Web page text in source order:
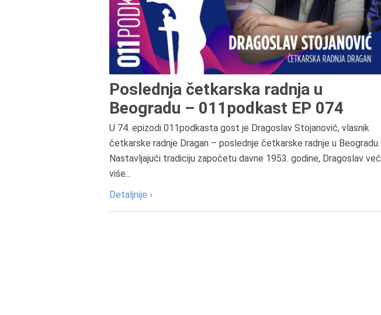
Poslednja četkarska radnja u
Beogradu – 011podkast EP 074
U 74. epizodi 011podkasta gost je Dragoslav Stojanović, vlasnik
četkarske radnje Dragan – poslednje četkarske radnje u Beogradu.
Nastavljajući tradiciju započetu davne 1953. godine, Dragoslav već
više...
Detaljnije ›